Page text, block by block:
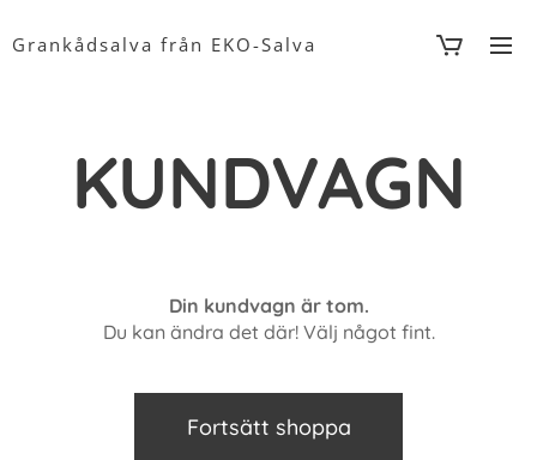
Grankådsalva från EKO-Salva
KUNDVAGN
Din kundvagn är tom.
Du kan ändra det där! Välj något fint.
Fortsätt shoppa